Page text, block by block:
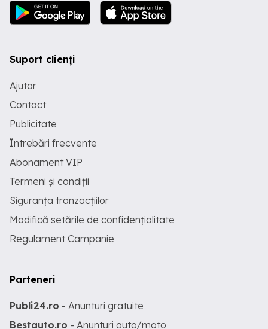
Suport clienți
Ajutor
Contact
Publicitate
Întrebări frecvente
Abonament VIP
Termeni și condiții
Siguranța tranzacțiilor
Modifică setările de confidențialitate
Regulament Campanie
Parteneri
Publi24.ro - Anunturi gratuite
Bestauto.ro - Anunturi auto/moto